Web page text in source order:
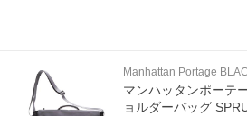
Manhattan Portage
マンハッタンポーテ
ョルダーバッグ